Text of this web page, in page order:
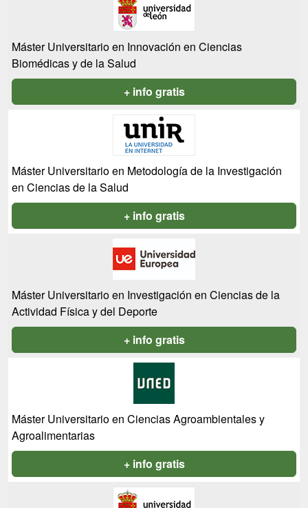
Máster Universitario en Innovación en Ciencias
Biomédicas y de la Salud
+ info gratis
Máster Universitario en Metodología de la Investigación
en Ciencias de la Salud
+ info gratis
Máster Universitario en Investigación en Ciencias de la
Actividad Física y del Deporte
+ info gratis
Máster Universitario en Ciencias Agroambientales y
Agroalimentarias
+ info gratis